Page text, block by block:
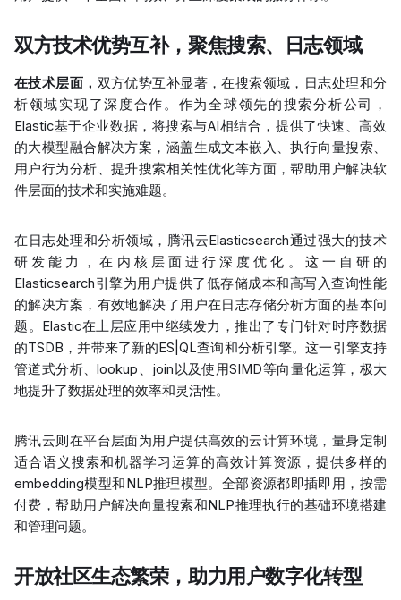
双方技术优势互补，聚焦搜索、日志领域
在技术层面， 双方优势互补显著，在搜索领域，日志处理和分
析领域实现了深度合作。作为全球领先的搜索分析公司，
Elastic基于企业数据，将搜索与AI相结合，提供了快速、高效
的大模型融合解决方案，涵盖生成文本嵌入、执行向量搜索、
用户行为分析、提升搜索相关性优化等方面，帮助用户解决软
件层面的技术和实施难题。
在日志处理和分析领域，腾讯云Elasticsearch通过强大的技术
研发能力，在内核层面进行深度优化。这一自研的
Elasticsearch引擎为用户提供了低存储成本和高写入查询性能
的解决方案，有效地解决了用户在日志存储分析方面的基本问
题。Elastic在上层应用中继续发力，推出了专门针对时序数据
的TSDB，并带来了新的ES|QL查询和分析引擎。这一引擎支持
管道式分析、lookup、join以及使用SIMD等向量化运算，极大
地提升了数据处理的效率和灵活性。
腾讯云则在平台层面为用户提供高效的云计算环境，量身定制
适合语义搜索和机器学习运算的高效计算资源，提供多样的
embedding模型和NLP推理模型。全部资源都即插即用，按需
付费，帮助用户解决向量搜索和NLP推理执行的基础环境搭建
和管理问题。
开放社区生态繁荣，助力用户数字化转型